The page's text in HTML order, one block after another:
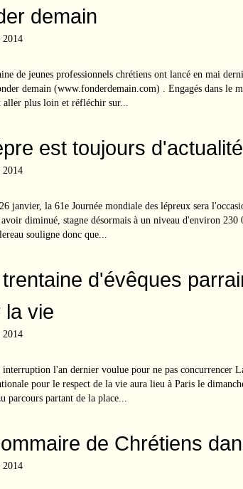
demain
2014
de jeunes professionnels chrétiens ont lancé en mai
demain (www.fonderdemain.com) . Engagés dans le
aller plus loin et réfléchir sur...
est toujours d'actualité
2014
janvier, la 61e Journée mondiale des lépreux sera
diminué, stagne désormais à un niveau d'environ 230
souligne donc que...
d'évêques
la vie
2014
interruption l'an dernier voulue pour ne pas concurrencer
pour le respect de la vie aura lieu à Paris le
parcours partant de la place...
de Chrétiens
2014